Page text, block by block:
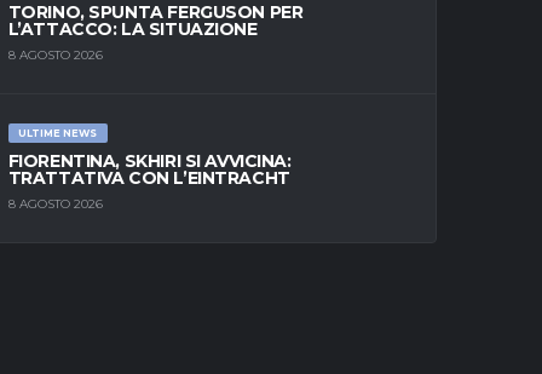
TORINO, SPUNTA FERGUSON PER
L’ATTACCO: LA SITUAZIONE
8 AGOSTO 2026
ULTIME NEWS
FIORENTINA, SKHIRI SI AVVICINA:
TRATTATIVA CON L’EINTRACHT
8 AGOSTO 2026